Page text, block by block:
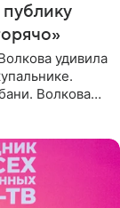
удивила
Волкова